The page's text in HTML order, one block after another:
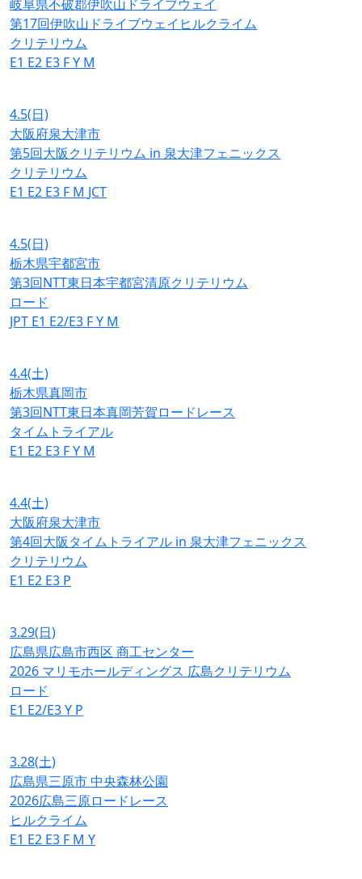
岐阜県不破郡伊吹山ドライブウェイ
第17回伊吹山ドライブウェイヒルクライム
クリテリウム
E1 E2 E3 FY M
4.5(日)
大阪府泉大津市
第5回大阪クリテリウム in 泉大津フェニックス
クリテリウム
E1 E2 E3 F M JCT
4.5(日)
栃木県宇都宮市
第3回NTT東日本宇都宮清原クリテリウム
ロード
JPT E1 E2/E3 FY M
4.4(土)
栃木県真岡市
第3回NTT東日本真岡芳賀ロードレース
タイムトライアル
E1 E2 E3 FY M
4.4(土)
大阪府泉大津市
第4回大阪タイムトライアル in 泉大津フェニックス
クリテリウム
E1 E2 E3 P
3.29(日)
広島県広島市西区 商工センター
2026 マリモホールディングス 広島クリテリウム
ロード
E1 E2/E3Y P
3.28(土)
広島県三原市 中央森林公園
2026広島三原ロードレース
ヒルクライム
E1 E2 E3 F M Y